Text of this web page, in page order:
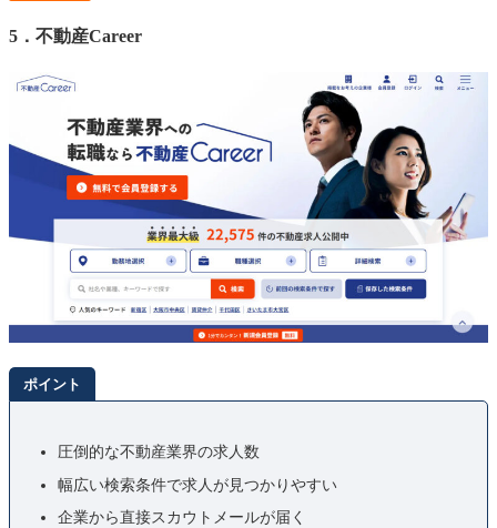
ていた気がします。
キャリアアドバイザーさんには、電話面談後すぐに、興味の持
てる会社を何社もご提案していただけました。自身で探すより
も各段に効率的な転職活動ができましたので、利用のメリット
を感じることができました。
5．不動産Career
ポイント
圧倒的な不動産業界の求人数
幅広い検索条件で求人が見つかりやすい
企業から直接スカウトメールが届く